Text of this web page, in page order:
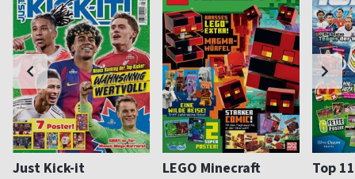
Just Kick-it LEGO Minecraft Top 11